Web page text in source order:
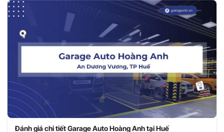
Đánh giá chi tiết Garage Auto Hoàng Anh tại Huế